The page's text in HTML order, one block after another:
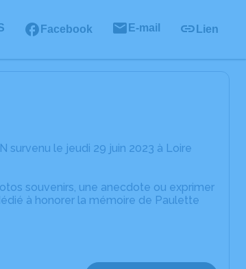
Facebook E-mail Lien
survenu le jeudi 29 juin 2023 à Loire
souvenirs, une anecdote ou exprimer
à honorer la mémoire de Paulette